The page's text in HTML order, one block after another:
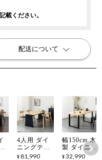
4人用 ダイ
ニングテー
ブルセット
¥ 81,990
幅150cm 木
製 ダイニン
グテーブル
¥32,990
載ください。
配送について